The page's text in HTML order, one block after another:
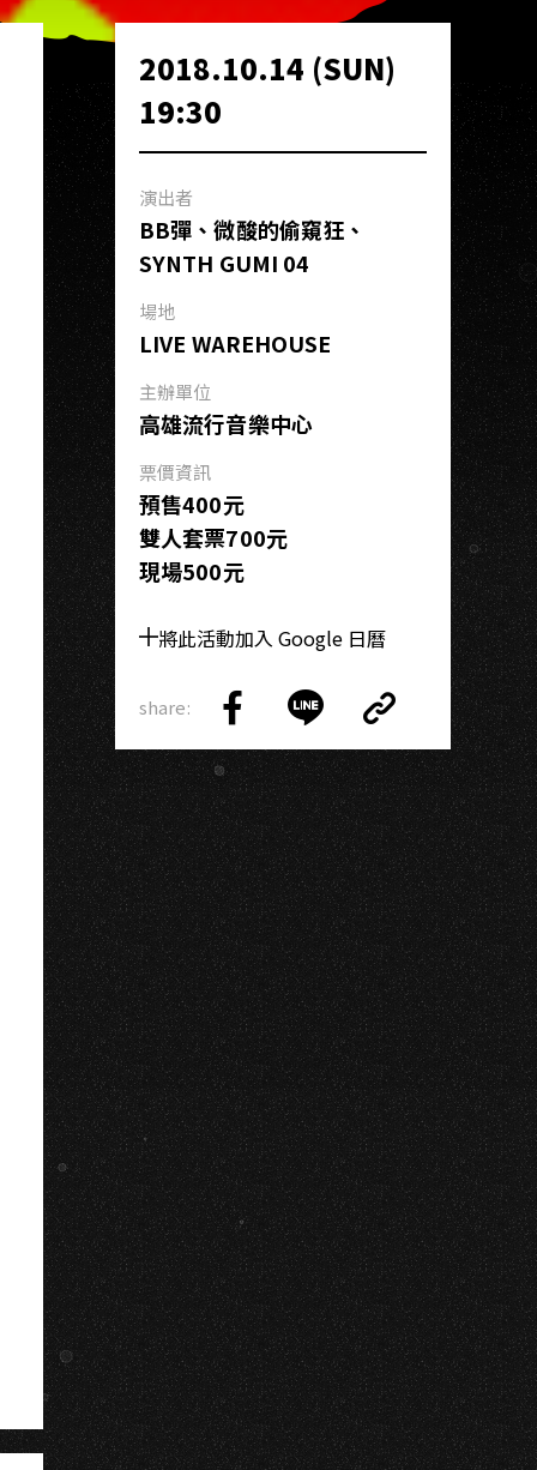
2018.10.14 (SUN)
19:30
演出者
BB彈、微酸的偷窺狂、
SYNTH GUMI 04
場地
LIVE WAREHOUSE
主辦單位
高雄流行音樂中心
票價資訊
預售400元
雙人套票700元
現場500元
將此活動加入 Google 日曆
share:
on
Facebook
on
LINE
Link
Copy
Link